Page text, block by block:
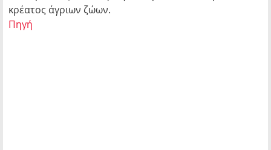
κρέατος άγριων ζώων.
Πηγή